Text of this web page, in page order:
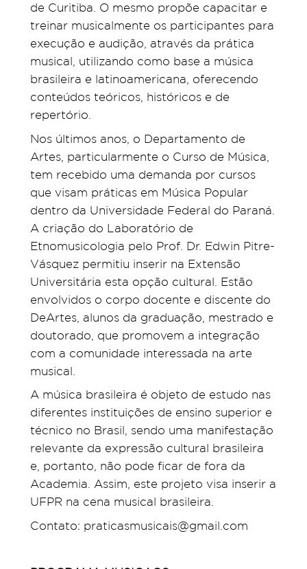
de Curitiba. O mesmo propõe capacitar e
treinar musicalmente os participantes para
execução e audição, através da prática
musical, utilizando como base a música
brasileira e latinoamericana, oferecendo
conteúdos teóricos, históricos e de
repertório.
Nos últimos anos, o Departamento de
Artes, particularmente o Curso de Música,
tem recebido uma demanda por cursos
que visam práticas em Música Popular
dentro da Universidade Federal do Paraná.
A criação do Laboratório de
Etnomusicologia pelo Prof. Dr. Edwin Pitre-
Vásquez permitiu inserir na Extensão
Universitária esta opção cultural. Estão
envolvidos o corpo docente e discente do
DeArtes, alunos da graduação, mestrado e
doutorado, que promovem a integração
com a comunidade interessada na arte
musical.
A música brasileira é objeto de estudo nas
diferentes instituições de ensino superior e
técnico no Brasil, sendo uma manifestação
relevante da expressão cultural brasileira
e, portanto, não pode ficar de fora da
Academia. Assim, este projeto visa inserir a
UFPR na cena musical brasileira.
Contato: praticasmusicais@gmail.com